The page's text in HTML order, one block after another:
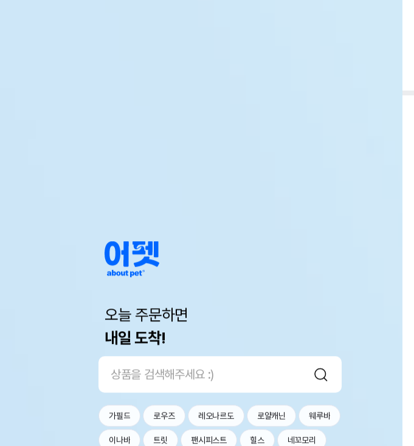
오늘 주문하면
내일 도착!
가필드 로우즈 레오나르도 로얄캐닌 웨루바
이나바 트릿 팬시피스트 힐스 네꼬모리